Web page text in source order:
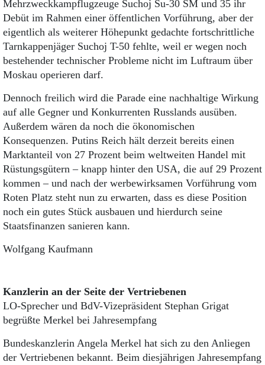
Mehrzweckkampflugzeuge Suchoj Su-30 SM und 35 ihr
Debüt im Rahmen einer öffentlichen Vorführung, aber der
eigentlich als weiterer Höhepunkt gedachte fortschrittliche
Tarnkappenjäger Suchoj T-50 fehlte, weil er wegen noch
bestehender technischer Probleme nicht im Luftraum über
Moskau operieren darf.
Dennoch freilich wird die Parade eine nachhaltige Wirkung
auf alle Gegner und Konkurrenten Russlands ausüben.
Außerdem wären da noch die ökonomischen
Konsequenzen. Putins Reich hält derzeit bereits einen
Marktanteil von 27 Prozent beim weltweiten Handel mit
Rüstungsgütern – knapp hinter den USA, die auf 29 Prozent
kommen – und nach der werbewirksamen Vorführung vom
Roten Platz steht nun zu erwarten, dass es diese Position
noch ein gutes Stück ausbauen und hierdurch seine
Staatsfinanzen sanieren kann.
Wolfgang Kaufmann
Kanzlerin an der Seite der Vertriebenen
LO-Sprecher und BdV-Vizepräsident Stephan Grigat
begrüßte Merkel bei Jahresempfang
Bundeskanzlerin Angela Merkel hat sich zu den Anliegen
der Vertriebenen bekannt. Beim diesjährigen Jahres­empfang